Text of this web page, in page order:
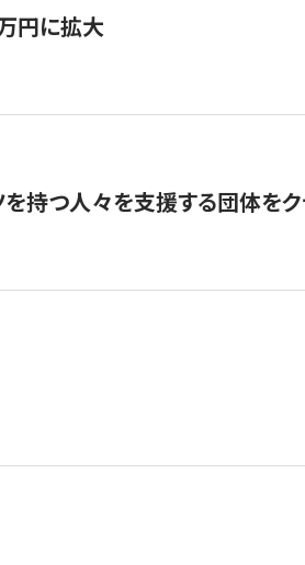
円に拡大
持つ人々を支援する団体を